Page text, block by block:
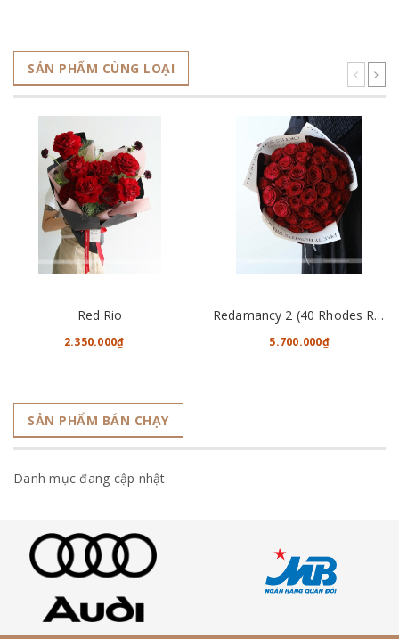
SẢN PHẨM CÙNG LOẠI
Red Rio
2.350.000₫
Redamancy 2 (40 Rhodes Roses)
5.700.000₫
SẢN PHẨM BÁN CHẠY
Danh mục đang cập nhật